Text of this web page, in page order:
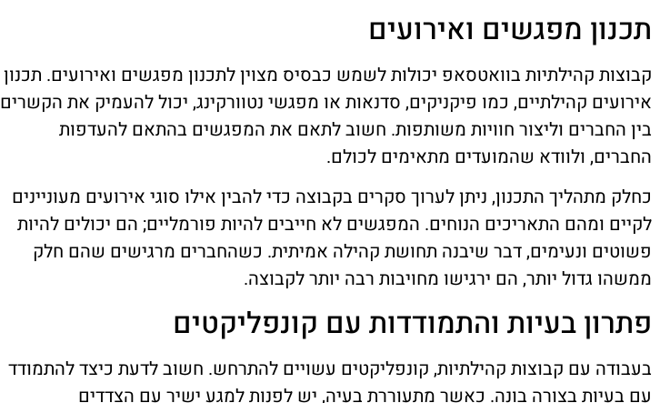
תכנון מפגשים ואירועים
קבוצות קהילתיות בוואטסאפ יכולות לשמש כבסיס מצוין לתכנון מפגשים ואירועים. תכנון
אירועים קהילתיים, כמו פיקניקים, סדנאות או מפגשי נטוורקינג, יכול להעמיק את הקשרים
בין החברים וליצור חוויות משותפות. חשוב לתאם את המפגשים בהתאם להעדפות
החברים, ולוודא שהמועדים מתאימים לכולם.
כחלק מתהליך התכנון, ניתן לערוך סקרים בקבוצה כדי להבין אילו סוגי אירועים מעוניינים
לקיים ומהם התאריכים הנוחים. המפגשים לא חייבים להיות פורמליים; הם יכולים להיות
פשוטים ונעימים, דבר שיבנה תחושת קהילה אמיתית. כשהחברים מרגישים שהם חלק
ממשהו גדול יותר, הם ירגישו מחויבות רבה יותר לקבוצה.
פתרון בעיות והתמודדות עם קונפליקטים
בעבודה עם קבוצות קהילתיות, קונפליקטים עשויים להתרחש. חשוב לדעת כיצד להתמודד
עם בעיות בצורה בונה. כאשר מתעוררת בעיה, יש לפנות למגע ישיר עם הצדדים